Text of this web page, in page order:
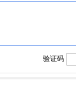
验证码